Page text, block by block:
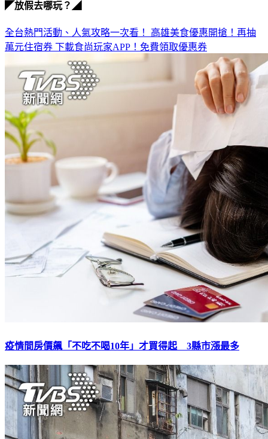
◤放假去哪玩？◢
全台熱門活動、人氣攻略一次看！ 高雄美食優惠開搶！再抽
萬元住宿券 下載食尚玩家APP！免費領取優惠券
疫情間房價飆「不吃不喝10年」才買得起 3縣市漲最多